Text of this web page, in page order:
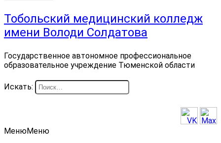
Тобольский медицинский колледж
имени Володи Солдатова
Государственное автономное профессиональное
образовательное учреждение Тюменской области
Искать:
МенюМеню